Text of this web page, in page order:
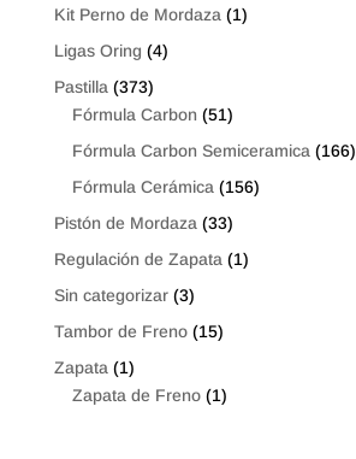
Kit Perno de Mordaza (1)
Ligas Oring (4)
Pastilla (373)
Fórmula Carbon (51)
Fórmula Carbon Semiceramica (166)
Fórmula Cerámica (156)
Pistón de Mordaza (33)
Regulación de Zapata (1)
Sin categorizar (3)
Tambor de Freno (15)
Zapata (1)
Zapata de Freno (1)